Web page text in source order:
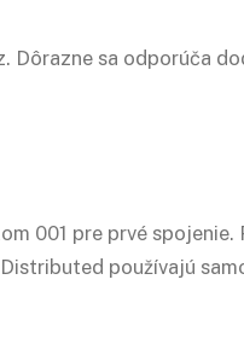
Dôrazne sa odporúča
001 pre prvé spojenie.
používajú